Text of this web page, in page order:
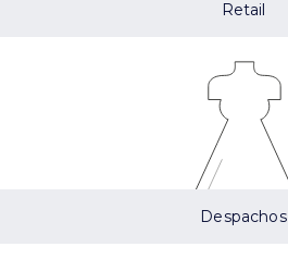
Retail
Despachos